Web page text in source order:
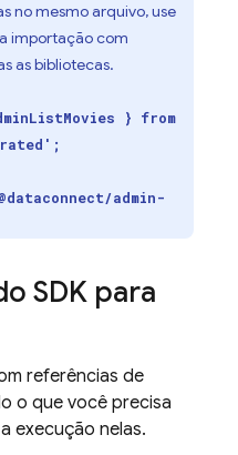
no mesmo arquivo, use
importação com
as bibliotecas.
} from
admin-
SDK para
referências de
o que você precisa
execução nelas.